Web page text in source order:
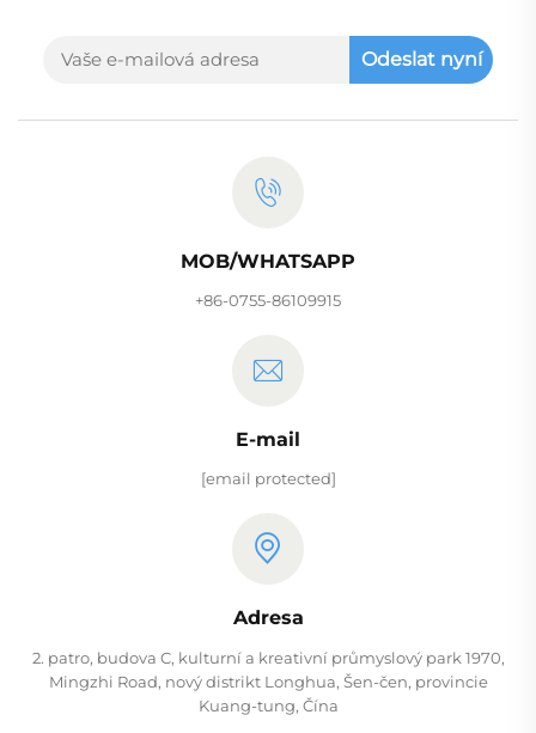
Odeslat nyní
MOB/WHATSAPP
+86-0755-86109915
E-mail
[email protected]
Adresa
2. patro, budova C, kulturní a kreativní průmyslový park 1970,
Mingzhi Road, nový distrikt Longhua, Šen-čen, provincie
Kuang-tung, Čína